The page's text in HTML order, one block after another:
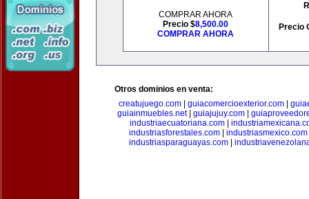
COMPRAR AHORA
Precio $8,500.00
COMPRAR AHORA
Precio
Otros dominios en venta:
creatujuego.com| guiacomercioexterior.com|
guiainmuebles.net| guiajujuy.com|
industriaecuatoriana.com|
industriasforestales.com
industriasmexico.com
industriasparaguayas.com